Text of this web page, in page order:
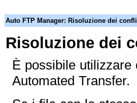
Auto FTP Manager: Risoluzione dei
Risoluzione dei
È possibile
Automated Transfer.